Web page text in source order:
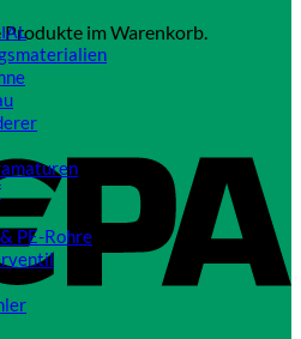
Produkte im Warenkorb.
PE-Rohre